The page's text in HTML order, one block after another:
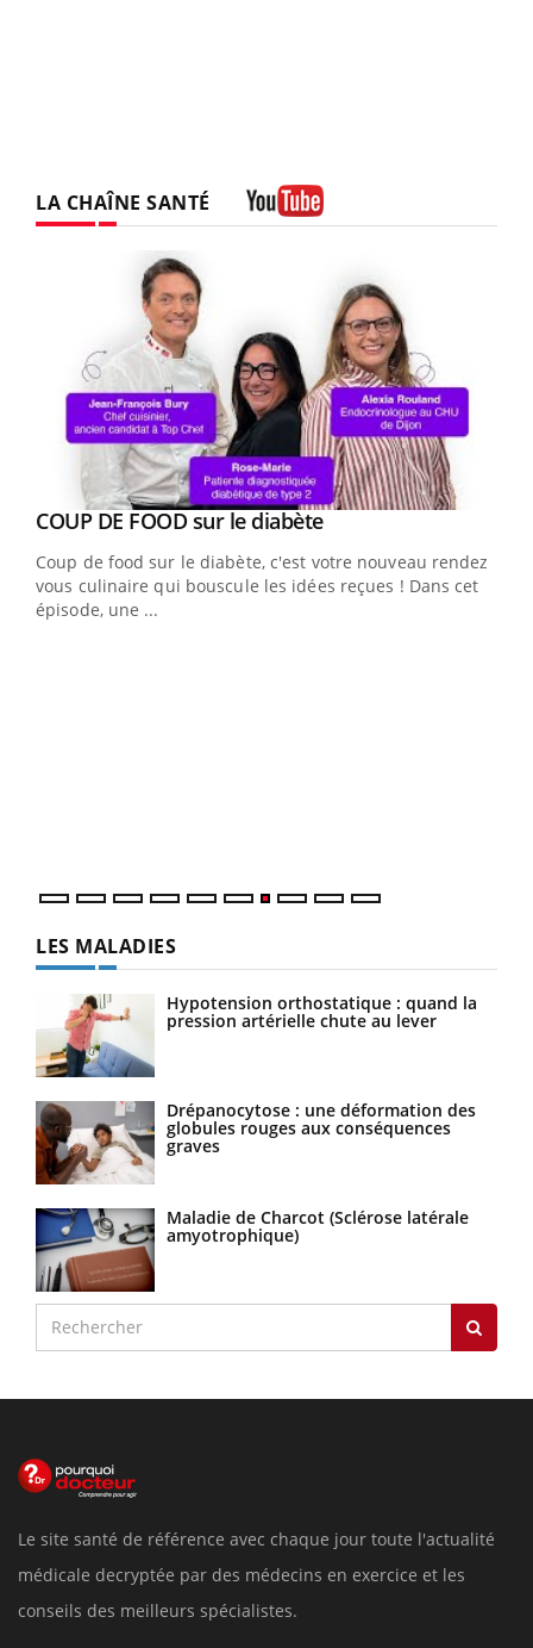
LA CHAÎNE SANTÉ
Youtube
COUP DE FOOD sur le diabèteYoutube
Coup de food sur le diabète, c'est votre nouveau rendez-
vous culinaire qui bouscule les idées reçues ! Dans cet
épisode, une ...
LES MALADIES
Hypotension orthostatique : quand la
pression artérielle chute au lever
Drépanocytose : une déformation des
globules rouges aux conséquences
graves
Maladie de Charcot (Sclérose latérale
amyotrophique)
Le site santé de référence avec chaque jour toute l'actualité
médicale decryptée par des médecins en exercice et les
conseils des meilleurs spécialistes.